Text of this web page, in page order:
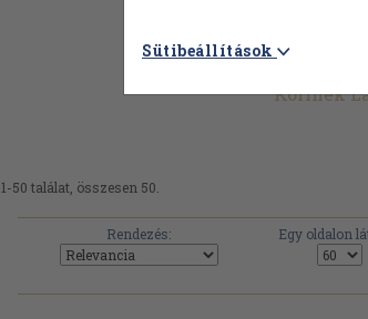
Korinek
1-50 találat, összesen 50.
Rendezés:
Egy oldalon
Sütibeállítások